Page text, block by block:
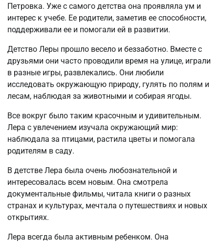
Петровка. Уже с самого детства она проявляла ум и
интерес к учебе. Ее родители, заметив ее способности,
поддерживали ее и помогали ей в развитии.
Детство Леры прошло весело и беззаботно. Вместе с
друзьями они часто проводили время на улице, играли
в разные игры, развлекались. Они любили
исследовать окружающую природу, гулять по полям и
лесам, наблюдая за животными и собирая ягоды.
Все вокруг было таким красочным и удивительным.
Лера с увлечением изучала окружающий мир:
наблюдала за птицами, растила цветы и помогала
родителям в саду.
В детстве Лера была очень любознательной и
интересовалась всем новым. Она смотрела
документальные фильмы, читала книги о разных
странах и культурах, мечтала о путешествиях и новых
открытиях.
Лера всегда была активным ребенком. Она